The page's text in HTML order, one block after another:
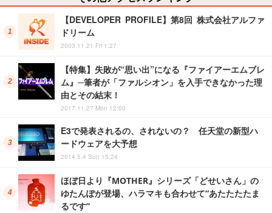
【DEVELOPER PROFILE】第8回 株式会社アルファ
ドリーム
2003.11.21 Fri 1:27
【特集】失敗が“思い出”になる『ファイアーエムブレ
ム』─筆者が「ファルシオン」を入手できなかった理
由とその結末！
2017.11.27 Mon 12:00
E3で発表されるの、されないの？ 任天堂の新型ハ
ードウェアを大予想
2014.5.4 Sun 15:24
ほぼ日より『MOTHER』シリーズ「どせいさん」の
ゆたんぽが登場、ハラマキも合わせて“あたたたたま
るです”